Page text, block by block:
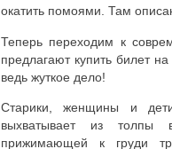
окатить помоями. Там
Теперь переходим к
предлагают купить билет
ведь жуткое дело!
Старики, женщины и
выхватывает из толпы
прижимающей к груди